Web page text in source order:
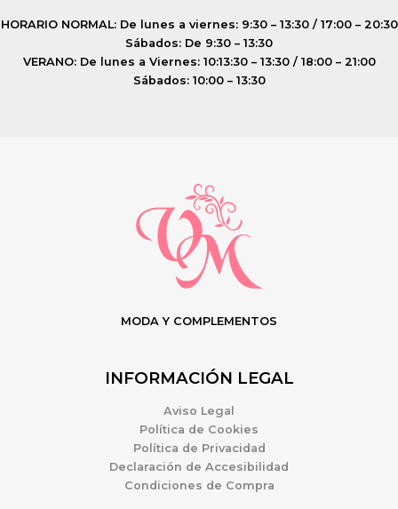
HORARIO NORMAL: De lunes a viernes: 9:30 – 13:30 / 17:00 – 20:30
Sábados: De 9:30 – 13:30
VERANO: De lunes a Viernes: 10:13:30 – 13:30 / 18:00 – 21:00
Sábados: 10:00 – 13:30
MODA Y COMPLEMENTOS
INFORMACIÓN LEGAL
Aviso Legal
Política de Cookies
Política de Privacidad
Declaración de Accesibilidad
Condiciones de Compra